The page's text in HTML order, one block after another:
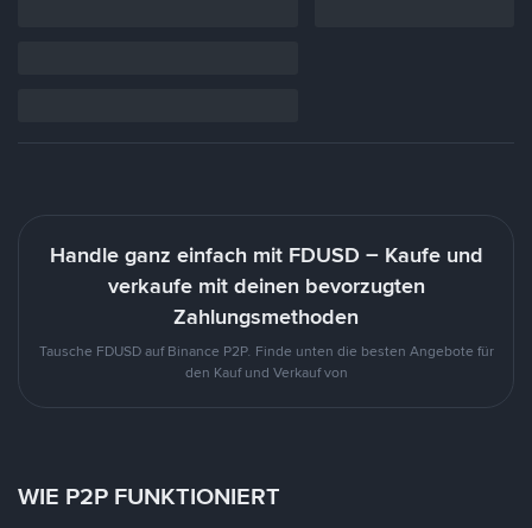
Handle ganz einfach mit FDUSD – Kaufe und
verkaufe mit deinen bevorzugten
Zahlungsmethoden
Tausche FDUSD auf Binance P2P. Finde unten die besten Angebote für
den Kauf und Verkauf von
WIE P2P FUNKTIONIERT